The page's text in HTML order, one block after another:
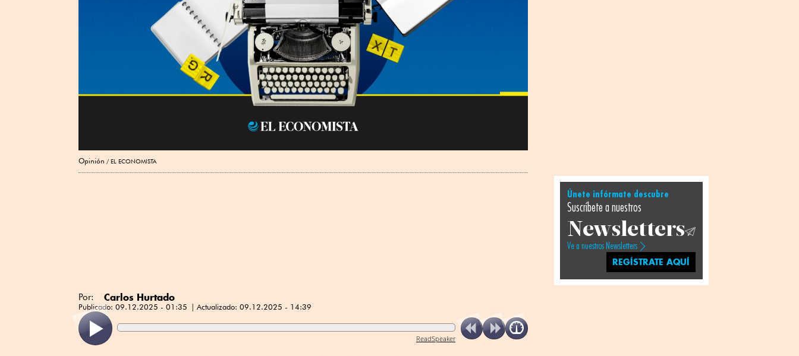
Opinión EL ECONOMISTA
Por: Carlos Hurtado
Publicado: 09.12.2025 - 01:35 Actualizado: 09.12.2025 - 14:39
ReadSpeaker
Únete infórmate descubre
Suscríbete a nuestros
Newsletters
Ve a nuestros Newsletters
REGÍSTRATE AQUÍ